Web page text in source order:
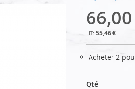
55,46 €
Acheter 2
Qté